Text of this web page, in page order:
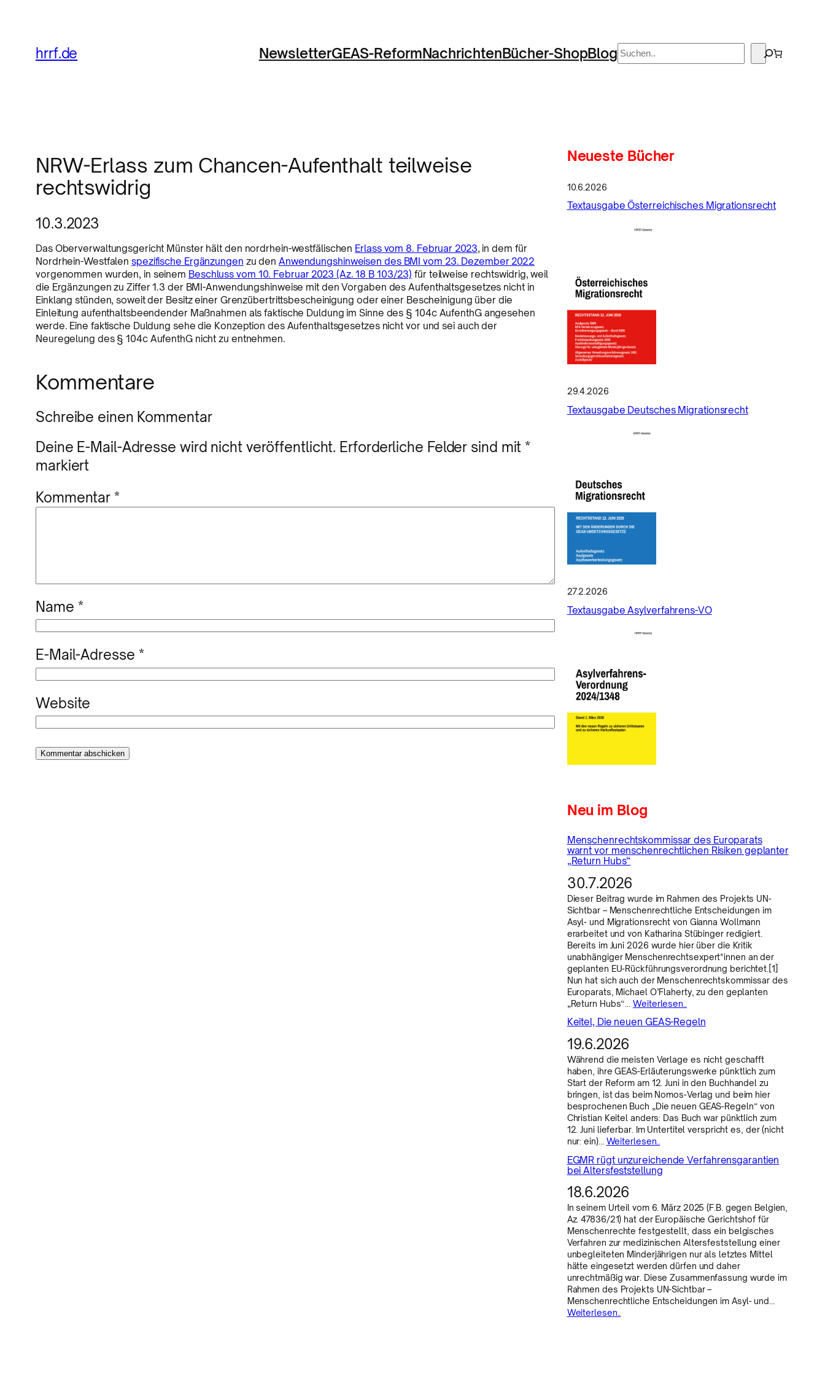
hrrf.de NewsletterGEAS-ReformNachrichtenBücher-ShopBlog Suchen
NRW-Erlass zum Chancen-Aufenthalt teilweise
rechtswidrig
10.3.2023
Das Oberverwaltungsgericht Münster hält den nordrhein-westfälischen Erlass vom 8. Februar 2023, in dem für
Nordrhein-Westfalen spezifische Ergänzungen zu den Anwendungshinweisen des BMI vom 23. Dezember 2022
vorgenommen wurden, in seinem Beschluss vom 10. Februar 2023 (Az. 18 B 103/23) für teilweise rechtswidrig, weil
die Ergänzungen zu Ziffer 1.3 der BMI-Anwendungshinweise mit den Vorgaben des Aufenthaltsgesetzes nicht in
Einklang stünden, soweit der Besitz einer Grenzübertrittsbescheinigung oder einer Bescheinigung über die
Einleitung aufenthaltsbeendender Maßnahmen als faktische Duldung im Sinne des § 104c AufenthG angesehen
werde. Eine faktische Duldung sehe die Konzeption des Aufenthaltsgesetzes nicht vor und sei auch der
Neuregelung des § 104c AufenthG nicht zu entnehmen.
Kommentare
Schreibe einen Kommentar
Deine E-Mail-Adresse wird nicht veröffentlicht. Erforderliche Felder sind mit *
markiert
Kommentar *
Name *
E-Mail-Adresse *
Website
Neueste Bücher
10.6.2026
Textausgabe Österreichisches Migrationsrecht
29.4.2026
Textausgabe Deutsches Migrationsrecht
27.2.2026
Textausgabe Asylverfahrens-VO
Neu im Blog
Menschenrechtskommissar des Europarats
warnt vor menschenrechtlichen Risiken geplanter
„Return Hubs“
30.7.2026
Dieser Beitrag wurde im Rahmen des Projekts UN-
Sichtbar – Menschenrechtliche Entscheidungen im
Asyl- und Migrationsrecht von Gianna Wollmann
erarbeitet und von Katharina Stübinger redigiert.
Bereits im Juni 2026 wurde hier über die Kritik
unabhängiger Menschenrechtsexpert*innen an der
geplanten EU-Rückführungsverordnung berichtet.[1]
Nun hat sich auch der Menschenrechtskommissar des
Europarats, Michael O’Flaherty, zu den geplanten
„Return Hubs“…Weiterlesen..
Keitel, Die neuen GEAS-Regeln
19.6.2026
Während die meisten Verlage es nicht geschafft
haben, ihre GEAS-Erläuterungswerke pünktlich zum
Start der Reform am 12. Juni in den Buchhandel zu
bringen, ist das beim Nomos-Verlag und beim hier
besprochenen Buch „Die neuen GEAS-Regeln“ von
Christian Keitel anders: Das Buch war pünktlich zum
12. Juni lieferbar. Im Untertitel verspricht es, der (nicht
nur: ein)… Weiterlesen..
EGMR rügt unzureichende Verfahrensgarantien
bei Altersfeststellung
18.6.2026
In seinem Urteil vom 6. März 2025 (F.B. gegen Belgien,
Az. 47836/21) hat der Europäische Gerichtshof für
Menschenrechte festgestellt, dass ein belgisches
Verfahren zur medizinischen Altersfeststellung einer
unbegleiteten Minderjährigen nur als letztes Mittel
hätte eingesetzt werden dürfen und daher
unrechtmäßig war. Diese Zusammenfassung wurde im
Rahmen des Projekts UN-Sichtbar –
Menschenrechtliche Entscheidungen im Asyl- und…
Weiterlesen..